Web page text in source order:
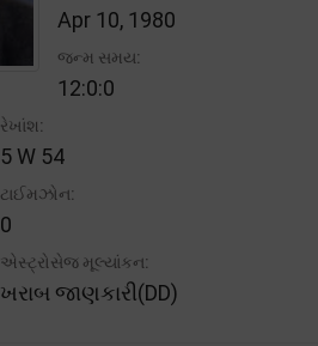
Apr 10, 1980
જન્મ સમય:
12:0:0
રેખાંશ:
5 W 54
ટાઈમઝોન:
0
એસ્ટ્રોસેજ મૂલ્યાંકન:
ખરાબ જાણકારી(DD)